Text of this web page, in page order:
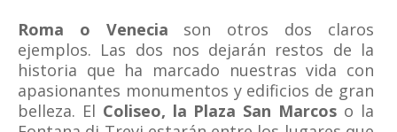
Roma o Venecia son otros dos claros
ejemplos. Las dos nos dejarán restos de la
historia que ha marcado nuestras vida con
apasionantes monumentos y edificios de gran
belleza. El Coliseo, la Plaza San Marcos o la